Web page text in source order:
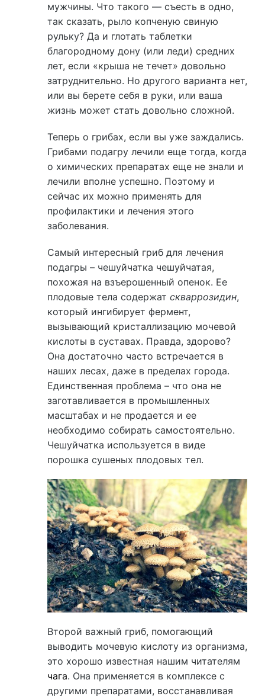
мужчины. Что такого — съесть в одно,
так сказать, рыло копченую свиную
рульку? Да и глотать таблетки
благородному дону (или леди) средних
лет, если «крыша не течет» довольно
затруднительно. Но другого варианта нет,
или вы берете себя в руки, или ваша
жизнь может стать довольно сложной.
Теперь о грибах, если вы уже заждались.
Грибами подагру лечили еще тогда, когда
о химических препаратах еще не знали и
лечили вполне успешно. Поэтому и
сейчас их можно применять для
профилактики и лечения этого
заболевания.
Самый интересный гриб для лечения
подагры – чешуйчатка чешуйчатая,
похожая на взъерошенный опенок. Ее
плодовые тела содержат скваррозидин,
который ингибирует фермент,
вызывающий кристаллизацию мочевой
кислоты в суставах. Правда, здорово?
Она достаточно часто встречается в
наших лесах, даже в пределах города.
Единственная проблема – что она не
заготавливается в промышленных
масштабах и не продается и ее
необходимо собирать самостоятельно.
Чешуйчатка используется в виде
порошка сушеных плодовых тел.
Второй важный гриб, помогающий
выводить мочевую кислоту из организма,
это хорошо известная нашим читателям
чага. Она применяется в комплексе с
другими препаратами, восстанавливая